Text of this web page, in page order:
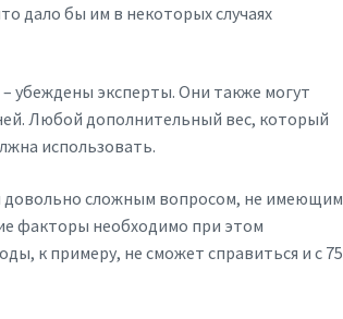
дало бы им в некоторых случаях
убеждены эксперты. Они также могут
Любой дополнительный вес, который
использовать.
довольно сложным вопросом, не имеющим
факторы необходимо при этом
к примеру, не сможет справиться и с 75